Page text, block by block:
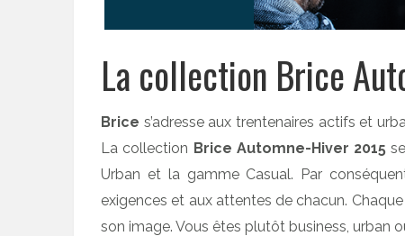
La collection Brice
Brice s’adresse aux trentenaires actifs et
La collection Brice Automne-Hiver 2015
Urban et la gamme Casual. Par
exigences et aux attentes de chacun.
son image. Vous êtes plutôt business, urban